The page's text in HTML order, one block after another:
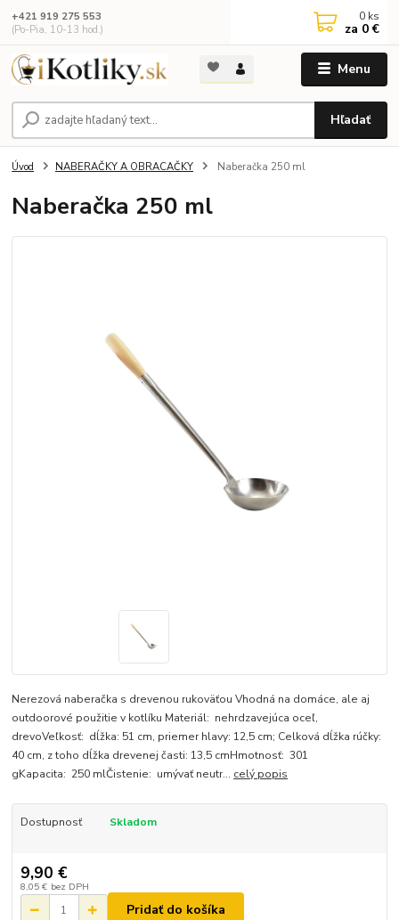
Menu
Hľadať
+421 919 275 553
(Po-Pia, 10-13 hod.)
0 ks
za 0 €
Úvod NABERAČKY A OBRACAČKY Naberačka 250 ml
Naberačka 250 ml
Nerezová naberačka s drevenou rukoväťou Vhodná na domáce, ale aj
outdoorové použitie v kotlíku Materiál: nehrdzavejúca oceľ,
drevoVeľkosť: dĺžka: 51 cm, priemer hlavy: 12,5 cm; Celková dĺžka rúčky:
40 cm, z toho dĺžka drevenej časti: 13,5 cmHmotnosť: 301
gKapacita: 250 mlČistenie: umývať neutr... celý popis
Dostupnosť Skladom
9,90 €
8,05 € bez DPH
Pridať do košíka